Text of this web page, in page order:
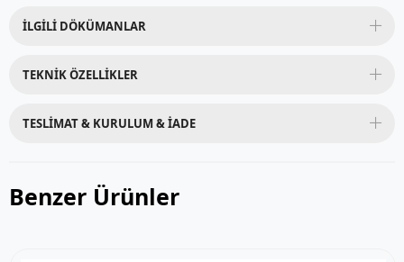
İLGILI DÖKÜMANLAR
TEKNIK ÖZELLIKLER
TESLIMAT & KURULUM & İADE
Benzer Ürünler